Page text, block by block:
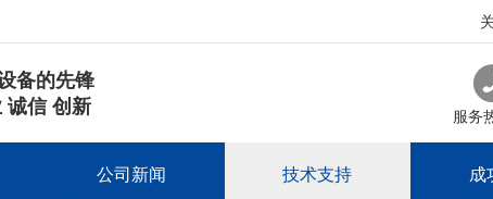
备的先锋
诚信 创新
服务
公司新闻 技术支持 成